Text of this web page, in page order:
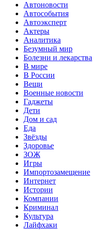
Автоновости
Автособытия
Автоэксперт
Актеры
Аналитика
Безумный мир
Болезни и лекарства
В мире
В России
Вещи
Военные новости
Гаджеты
Дети
Дом и сад
Еда
Звёзды
Здоровье
ЗОЖ
Игры
Импортозамещение
Интернет
Истории
Компании
Криминал
Культура
Лайфхаки